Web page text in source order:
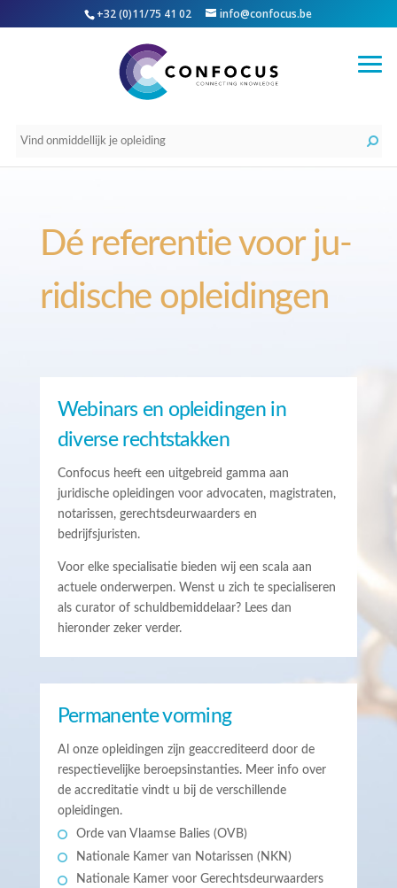
+32 (0)11/75 41 02 info@confocus.be
Dé re­­feren­tie voor ju­
ri­­­dische op­­­­lei­­­­dingen
Webinars en opleidingen in
diverse rechtstakken
Confocus heeft een uitgebreid gamma aan
juridische opleidingen voor advocaten, magistraten,
notarissen, gerechtsdeurwaarders en
bedrijfsjuristen.
Voor elke specialisatie bieden wij een scala aan
actuele onderwerpen. Wenst u zich te specialiseren
als curator of schuldbemiddelaar? Lees dan
hieronder zeker verder.
Permanente vorming
Al onze opleidingen zijn geaccrediteerd door de
respectievelijke beroepsinstanties. Meer info over
de accreditatie vindt u bij de verschillende
opleidingen.
Orde van Vlaamse Balies (OVB)
Nationale Kamer van Notarissen (NKN)
Nationale Kamer voor Gerechtsdeurwaarders